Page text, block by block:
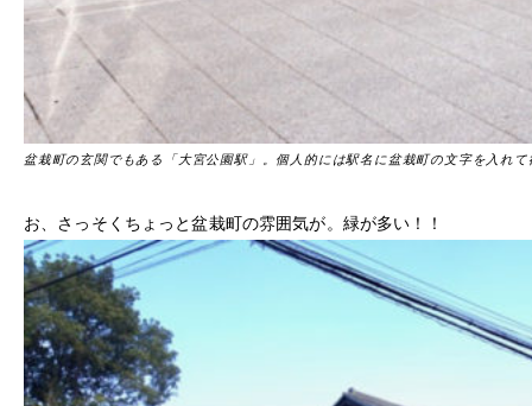
盆栽町の玄関でもある「大宮公園駅」。個人的には駅名に盆栽町の文字を入れて
お、さっそくちょっと盆栽町の雰囲気が。緑が多い！！